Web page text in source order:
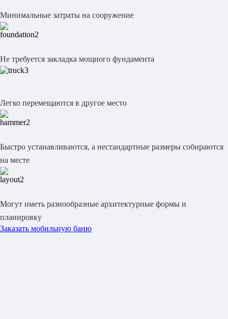
Минимальные затраты на сооружение
Не требуется закладка мощного фундамента
Легко перемещаются в другое место
Быстро устанавливаются, а нестандартные размеры собираются
на месте
Могут иметь разнообразные архитектурные формы и
планировку
Заказать мобильную баню